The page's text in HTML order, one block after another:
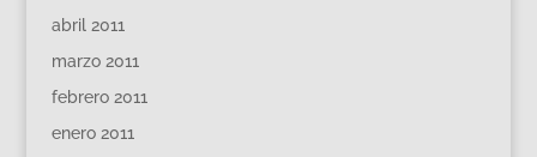
abril 2011
marzo 2011
febrero 2011
enero 2011